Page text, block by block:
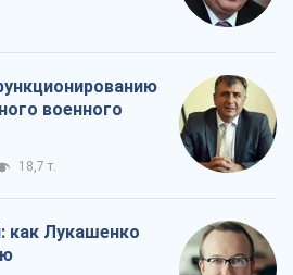
военного
18,7 т.
как Лукашенко